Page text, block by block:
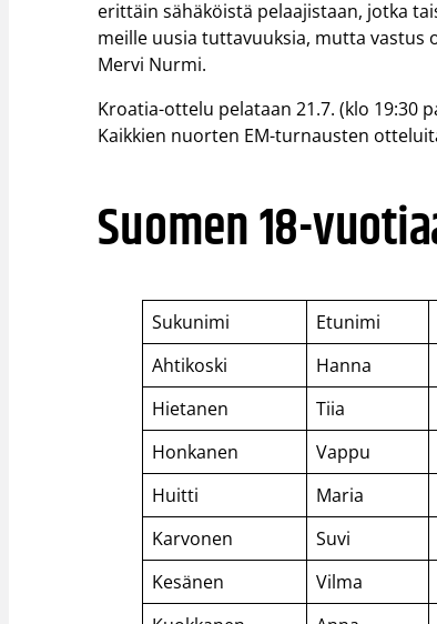
erittäin sähäköistä pelaajistaan, jotka
meille uusia tuttavuuksia, mutta vastus
Mervi Nurmi.
Kroatia-ottelu pelataan 21.7. (klo 19:30
Kaikkien nuorten EM-turnausten
Suomen 18-
Sukunimi Etunimi
Ahtikoski
Hanna
Hietanen
Tiia
Honkanen
Vappu
Huitti
Maria
Karvonen
Suvi
Kesänen
Vilma